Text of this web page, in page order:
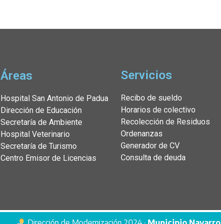
Áreas
Hospital San Antonio de Padua
Dirección de Educación
Secretaría de Ambiente
Hospital Veterinario
Secretaría de Turismo
Centro Emisor de Licencias
Servicios
Recibo de sueldo
Horarios de colectivo
Recolección de Residuos
Ordenanzas
Generador de CV
Consulta de deuda